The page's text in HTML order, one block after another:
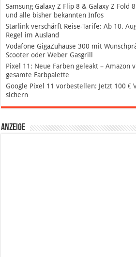
Samsung Galaxy Z Flip 8 & Galaxy Z Fold
und alle bisher bekannten Infos
Starlink verschärft Reise-Tarife: Ab 10.
Regel im Ausland
Vodafone GigaZuhause 300 mit
Scooter oder Weber Gasgrill
Pixel 11: Neue Farben geleakt – Amazon
gesamte Farbpalette
Google Pixel 11 vorbestellen: Jetzt 100 €
sichern
Anzeige